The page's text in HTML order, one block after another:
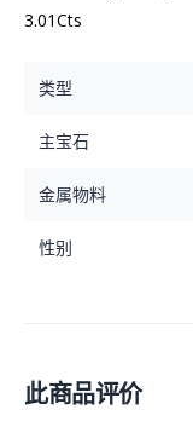
3.01Cts
类型
主宝石
金属物料
性别
此商品评价